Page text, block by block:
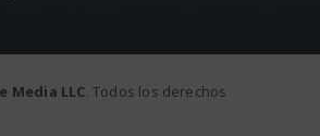
Media LLC. Todos los derechos